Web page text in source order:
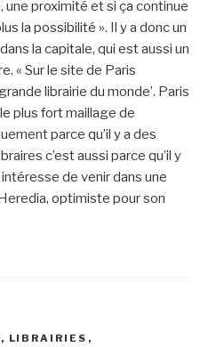
une proximité et si ça continue
la possibilité ». Il y a donc un
la capitale, qui est aussi un
« Sur le site de Paris
librairie du monde’. Paris
plus fort maillage de
parce qu’il y a des
c’est aussi parce qu’il y
de venir dans une
optimiste pour son
, LIBRAIRIES ,